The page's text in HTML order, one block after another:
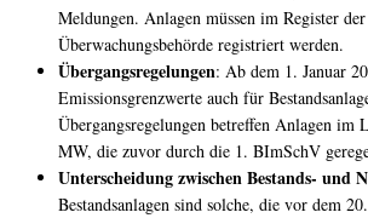
Meldungen. Anlagen müssen im Register
Überwachungsbehörde registriert werden.
Übergangsregelungen: Ab dem 1. Januar
Emissionsgrenzwerte auch für
Übergangsregelungen betreffen Anlagen im
MW, die zuvor durch die 1. BImSchV
Unterscheidung zwischen Bestands- und
Bestandsanlagen sind solche, die vor dem